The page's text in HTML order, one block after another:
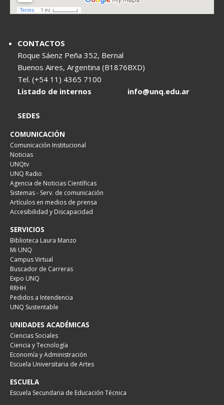
CONTACTOS
Roque Sáenz Peña 352, Bernal
Buenos Aires, Argentina (B1876BXD)
Tel. (+54 11) 4365 7100
Listado de internos
info@unq.edu.ar
SEDES
COMUNICACIÓN
Comunicación Institucional
Noticias
UNQtv
UNQ Radio
Agencia de Noticias Científicas
Sistemas - Serv. de comunicación
Artículos en medios de prensa
Accesibilidad y Discapacidad
SERVICIOS
Biblioteca Laura Manzo
Mi UNQ
Campus Virtual
Buscador de Carreras
Expo UNQ
RRHH
Pedidos a Intendencia
UNQ Sustentable
UNIDADES ACADÉMICAS
Ciencias Sociales
Ciencia y Tecnología
Economía y Administración
Escuela Universitaria de Artes
ESCUELA
Escuela Secundaria de Educación Técnica